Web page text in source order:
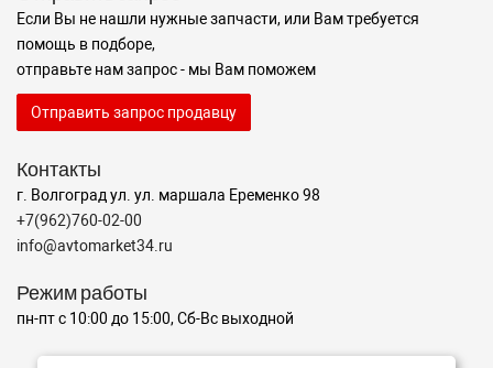
Если Вы не нашли нужные запчасти, или Вам требуется
помощь в подборе,
отправьте нам запрос - мы Вам поможем
Отправить запрос продавцу
Контакты
г. Волгоград ул. ул. маршала Еременко 98
+7(962)760-02-00
info@avtomarket34.ru
Режим работы
пн-пт с 10:00 до 15:00, Сб-Вс выходной